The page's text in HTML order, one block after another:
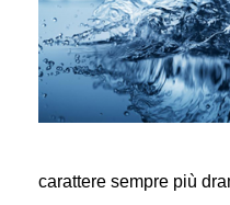
carattere sempre più